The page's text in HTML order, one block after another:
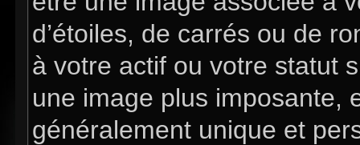
d’étoiles, de carrés ou de
à votre actif ou votre statut
une image plus imposante,
généralement unique et